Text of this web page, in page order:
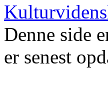
Denne side
er senest